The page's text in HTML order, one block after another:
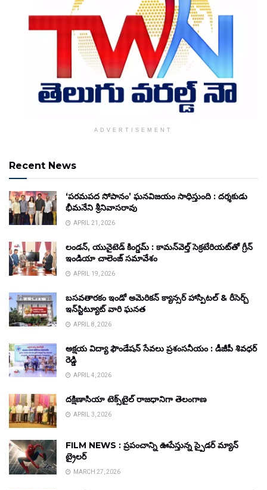
ADVERTISEMENT
Recent News
‘పరమపద సోపానం’ ఘనవిజయం సాధిస్తుంది : దర్శకుడు
భీమనేని శ్రీనివాసరావు
APRIL 21, 2026
లండన్, యునైటెడ్ కింగ్డమ్ : కామన్‌వెల్త్ సెక్రటేరియట్‌తో గ్రీన్
ఇండియా చాలెంజ్ సమావేశం
APRIL 19, 2026
బసవతారకం ఇండో అమెరికన్ క్యాన్సర్ హాస్పిటల్ & రీసెర్చ్
ఇన్‌స్టిట్యూట్ వారి ఘనత
APRIL 8, 2026
అక్షయ విద్యా ఫౌండేషన్ సేవలు ప్రశంసనీయం : డీజీపీ శివధర్
రెడ్డి
APRIL 4, 2026
దక్షిణాసియా టెక్స్‌టైల్ రాజధానిగా తెలంగాణ
APRIL 3, 2026
FILM NEWS : ప్రపంచాన్ని ఊపేస్తున్న స్పైడర్ మ్యాన్
ట్రైలర్
MARCH 27, 2026